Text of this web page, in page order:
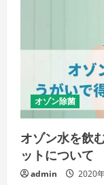
な
シ
ャ
ワ
ー
付
き
オ
ゾ
ン
水
発
生
器
オゾン除菌
オゾン水を飲
ットについて
admin 2020